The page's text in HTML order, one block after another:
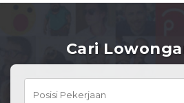
Cari